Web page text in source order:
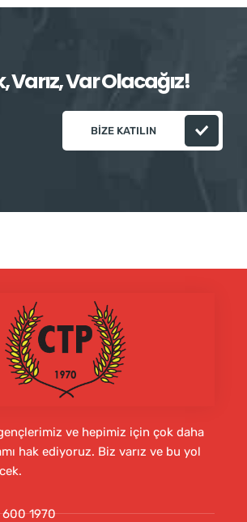
Varız, Var Olacağız!
BIZE KATILIN
ve hepimiz için çok daha
hak ediyoruz. Biz varız ve bu yol
1970